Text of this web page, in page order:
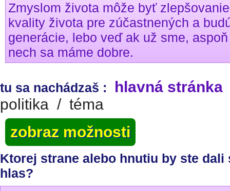
Zmyslom života môže byť zlepšovanie
kvality života pre zúčastnených a
generácie, lebo veď ak už sme, aspoň
nech sa máme dobre.
tu sa nachádzaš : hlavná stránka
politika / téma
zobraz možnosti
Ktorej strane alebo hnutiu by ste dali
hlas?